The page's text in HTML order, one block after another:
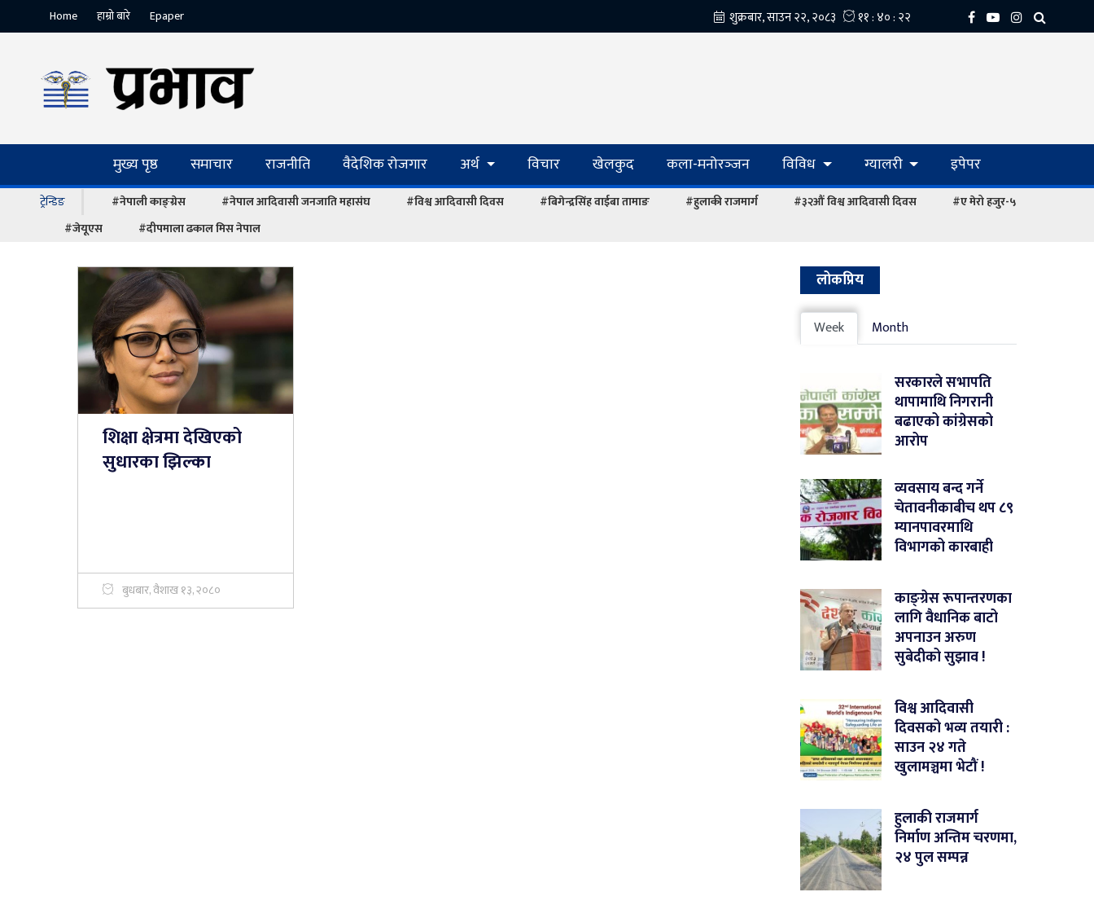
Home हाम्रो बारे Epaper
मुख्य पृष्ठ समाचार राजनीति वैदेशिक रोजगार अर्थ विचार खेलकुद कला-मनोरञ्‍जन विविध ग्यालरी इपेपर
ट्रेन्डिङ #नेपाली काङ्ग्रेस #नेपाल आदिवासी जनजाति महासंघ #विश्व आदिवासी दिवस #बिगेन्द्रसिंह वाईबा तामाङ #हुलाकी राजमार्ग #३२औं विश्व आदिवासी दिवस
#ए मेरो हजुर-५
#जेयूएस
#दीपमाला ढकाल मिस नेपाल
शिक्षा क्षेत्रमा देखिएको
सुधारका झिल्का
बुधबार, वैशाख १३, २०८०
लोकप्रिय
Week Month
सरकारले सभापति
थापामाथि निगरानी
बढाएको कांग्रेसको
आरोप
व्यवसाय बन्द गर्ने
चेतावनीकाबीच थप ८९
म्यानपावरमाथि
विभागको कारबाही
काङ्ग्रेस रूपान्तरणका
लागि वैधानिक बाटो
अपनाउन अरुण
सुबेदीको सुझाव !
विश्व आदिवासी
दिवसको भव्य तयारी :
साउन २४ गते
खुलामञ्चमा भेटौं !
हुलाकी राजमार्ग
निर्माण अन्तिम चरणमा,
२४ पुल सम्पन्न